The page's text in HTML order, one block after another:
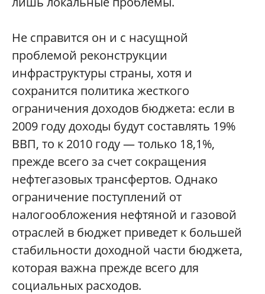
Не справится он и с насущной
проблемой реконструкции
инфраструктуры страны, хотя и
сохранится политика жесткого
ограничения доходов бюджета: если в
2009 году доходы будут составлять 19%
ВВП, то к 2010 году — только 18,1%,
прежде всего за счет сокращения
нефтегазовых трансфертов. Однако
ограничение поступлений от
налогообложения нефтяной и газовой
отраслей в бюджет приведет к большей
стабильности доходной части бюджета,
которая важна прежде всего для
социальных расходов.